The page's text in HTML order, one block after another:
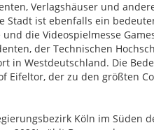
Verlagshäuser und
ist ebenfalls ein
die Videospielmesse
der Technischen
Westdeutschland. Die
der zu den größten
Köln im Süden